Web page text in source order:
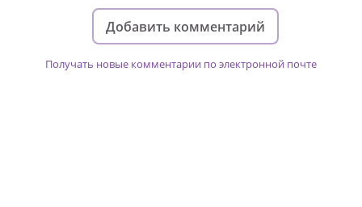
Добавить комментарий
Получать новые комментарии по электронной почте